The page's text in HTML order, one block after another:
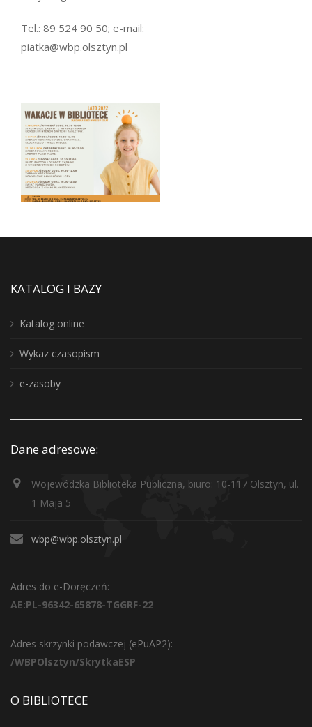
Tel.: 89 524 90 50; e-mail:
piatka@wbp.olsztyn.pl
KATALOG I BAZY
Katalog online
Wykaz czasopism
e-zasoby
Dane adresowe:
Wojewódzka Biblioteka Publiczna, biuro: 10-117 Olsztyn, ul.
1 Maja 5
wbp@wbp.olsztyn.pl
Adres do e-Doręczeń:
AE:PL-96342-65878-TGGRF-22
Adres skrzynki podawczej (ePuAP2):
/WBPOlsztyn/SkrytkaESP
O BIBLIOTECE